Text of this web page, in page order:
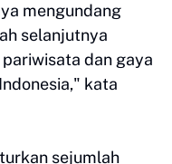
mengundang
selanjutnya
dan gaya
kata
sejumlah